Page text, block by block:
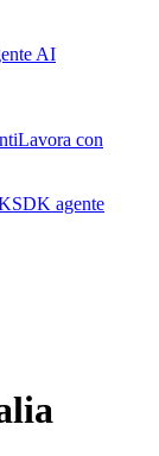
AI
Lavora con
SDK agente